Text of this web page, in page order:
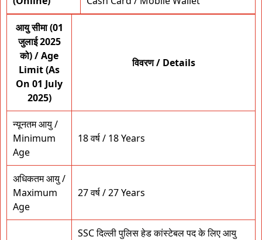
आयु सीमा (01
जुलाई 2025
को) / Age
Limit (As
On 01 July
2025)
विवरण / Details
न्यूनतम आयु /
Minimum
Age
18 वर्ष / 18 Years
अधिकतम आयु /
Maximum
Age
27 वर्ष / 27 Years
SSC दिल्ली पुलिस हेड कांस्टेबल पद के लिए आयु